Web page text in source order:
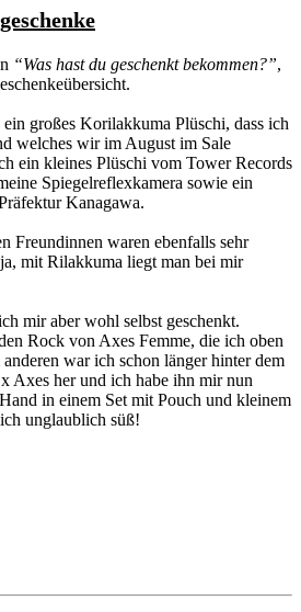
“Was hast du geschenkt bekommen?”,
großes Korilakkuma Plüschi, dass ich
welches wir im August im Sale
ein kleines Plüschi vom Tower Records
Spiegelreflexkamera sowie ein
Kanagawa.
Freundinnen waren ebenfalls sehr
mit Rilakkuma liegt man bei mir
mir aber wohl selbst geschenkt.
Rock von Axes Femme, die ich oben
war ich schon länger hinter dem
Axes her und ich habe ihn mir nun
in einem Set mit Pouch und kleinem
unglaublich süß!